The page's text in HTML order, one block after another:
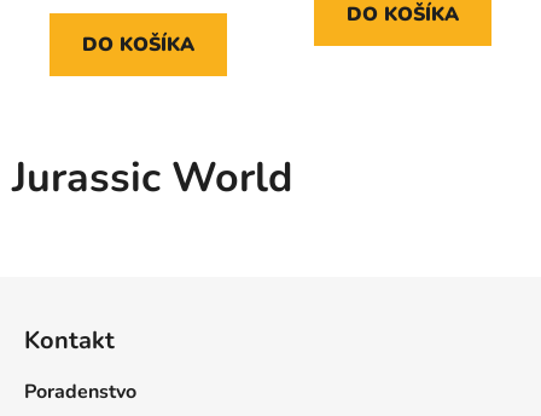
Jurassic World
DO KOŠÍKA
DO KOŠÍKA
Kontakt
Poradenstvo